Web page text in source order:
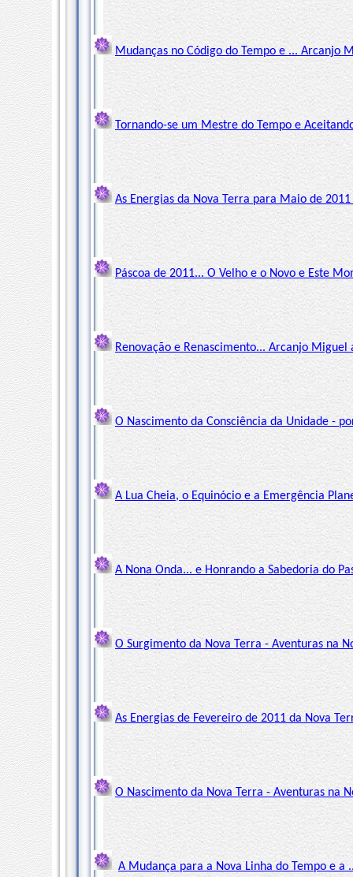
Mudanças no Código do Tempo e ... Arcanjo
Tornando-se um Mestre do Tempo e
As Energias da Nova Terra para Maio de
Páscoa de 2011... O Velho e o Novo e Este
Renovação e Renascimento... Arcanjo
O Nascimento da Consciência da Unidade -
A Lua Cheia, o Equinócio e a Emergência
A Nona Onda... e Honrando a Sabedoria do
O Surgimento da Nova Terra - Aventuras na
As Energias de Fevereiro de 2011 da Nova
O Nascimento da Nova Terra - Aventuras na
A Mudança para a Nova Linha do Tempo e